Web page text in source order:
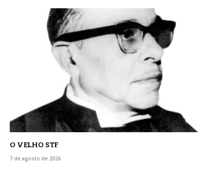
O VELHO STF
7 de agosto de 2026